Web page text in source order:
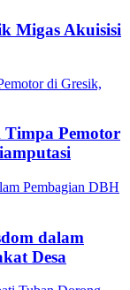
Migas Akuisisi
Pemotor
dalam
Desa